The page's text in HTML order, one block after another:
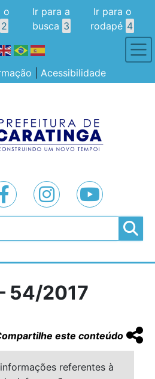
o
2
Ir para a
busca 3
Ir para o
rodapé 4
Acessibilidade
54/2017
este conteúdo
referentes à